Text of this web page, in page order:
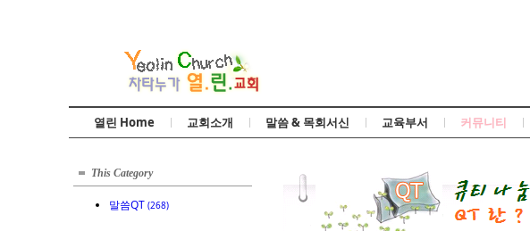
열린 Home 교회소개 말씀 & 목회서신 교육부서 커뮤니티
This Category
말씀QT (268)
Sketchbook5, 스케치북5
Sketchbook5, 스케치북5